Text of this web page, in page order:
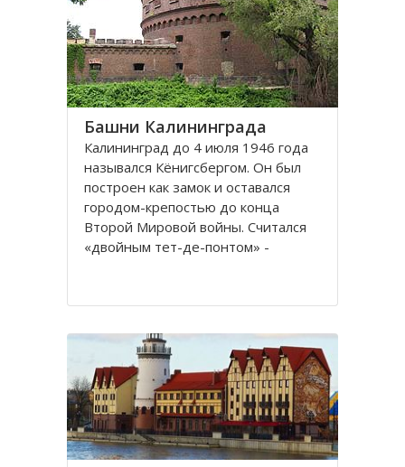
представлены прекрасные
Башни Калининграда
Калининград до 4 июля 1946 года
назывался Кёнигсбергом. Он был
построен как замок и оставался
городом-крепостью до конца
Второй Мировой войны. Считался
«двойным тет-де-понтом» -
истории, сохранилось много арок и